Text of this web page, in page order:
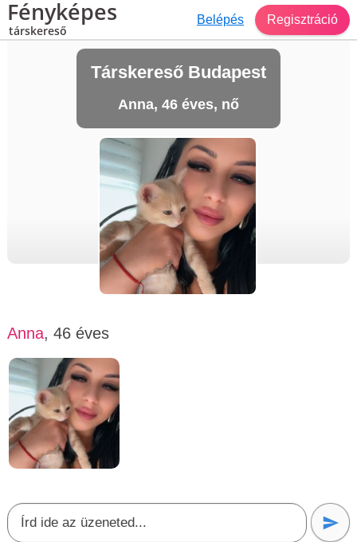
Fényképes
társkereső
Belépés Regisztráció
Társkereső Budapest
Anna, 46 éves, nő
Anna, 46 éves